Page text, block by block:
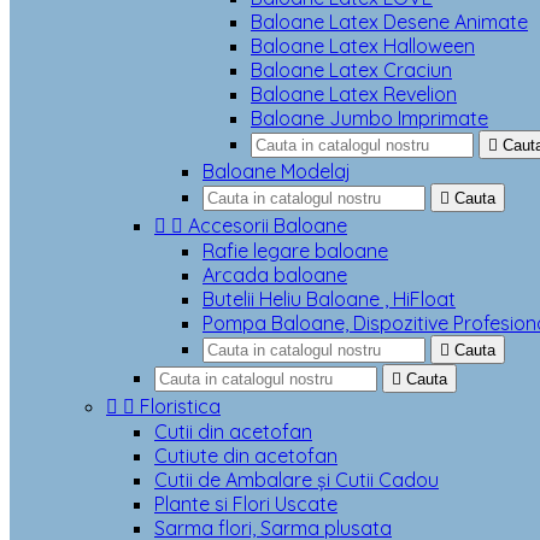
Baloane Latex Desene Animate
Baloane Latex Halloween
Baloane Latex Craciun
Baloane Latex Revelion
Baloane Jumbo Imprimate

Baloane Modelaj
 Cauta
  Accesorii Baloane
Rafie legare baloane
Arcada baloane
Butelii Heliu Baloane , HiFloat
Pompa Baloane, Dispozitive
 Cauta
 Cauta
  Floristica
Cutii din acetofan
Cutiute din acetofan
Cutii de Ambalare și Cutii Cadou
Plante si Flori Uscate
Sarma flori, Sarma plusata